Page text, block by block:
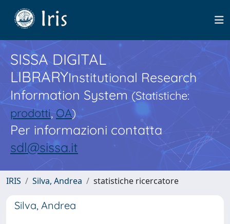
SISSA DIGITAL
LIBRARYInstitutional Research
Information System(Statistiche:
prodotti,OA)
Per informazioni contatta
sdl@sissa.it
IRIS Silva, Andrea statistiche ricercatore
Silva, Andrea